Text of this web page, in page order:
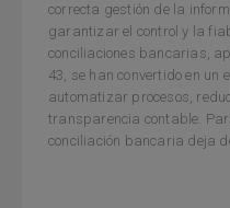
correcta gestión de la
garantizar el control y la
conciliaciones bancarias,
43, se han convertido en un
automatizar procesos,
transparencia contable.
conciliación bancaria deja